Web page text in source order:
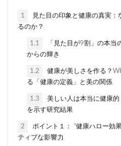
1
見た目の印象と健康の真実：
るのか？
1.1
「見た目が9割」の本当
からの輝き
1.2
健康が美しさを作る？
る「健康の定義」と美の関係
1.3
美しい人は本当に健康的
を示す研究結果
2
ポイント１： "健康ハロー効
ティブな影響力